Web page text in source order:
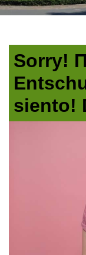
Sorry!
siento!